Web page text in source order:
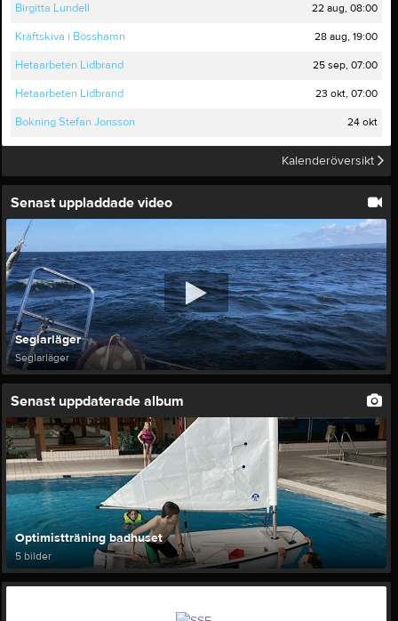
Birgitta Lundell 22 aug, 08:00
Kräftskiva i Bösshamn 28 aug, 19:00
Hetaarbeten Lidbrand 25 sep, 07:00
Hetaarbeten Lidbrand 23 okt, 07:00
Bokning Stefan Jonsson 24 okt
Kalenderöversikt
Senast uppladdade video
Seglarläger
Seglarläger
Senast uppdaterade album
Optimistträning badhuset
5 bilder